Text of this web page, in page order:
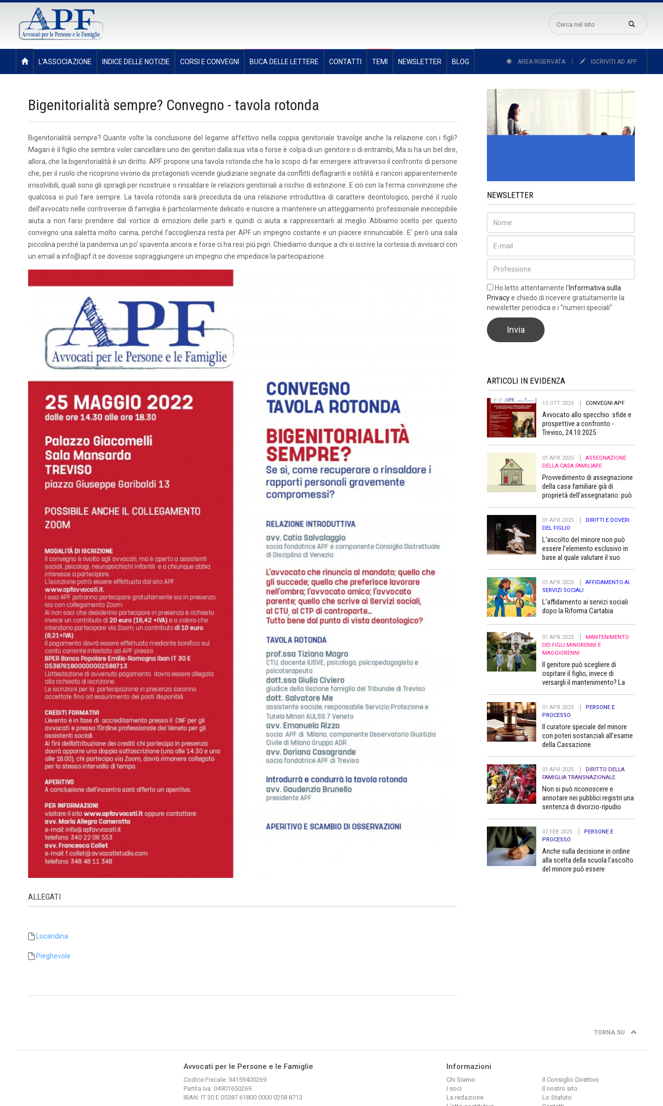
L'ASSOCIAZIONE INDICE DELLE NOTIZIE CORSI E CONVEGNI BUCA DELLE LETTERE CONTATTI TEMI NEWSLETTER BLOG AREA RISERVATA ISCRIVITI AD APF
Bigenitorialità sempre? Convegno - tavola rotonda
Bigenitorialità sempre? Quante volte la conclusione del legame affettivo nella coppia genitoriale travolge anche la relazione con i figli?
Magari è il figlio che sembra voler cancellare uno dei genitori dalla sua vita o forse è colpa di un genitore o di entrambi, Ma si ha un bel dire,
allora, che la bigenitorialità è un diritto. APF propone una tavola rotonda che ha lo scopo di far emergere attraverso il confronto di persone
che, per il ruolo che ricoprono vivono da protagonisti vicende giudiziarie segnate da conflitti deflagranti e ostilità e rancori apparentemente
irrisolvibili, quali sono gli spiragli per ricostruire o rinsaldare le relazioni genitoriali a rischio di estinzione. E ciò con la ferma convinzione che
qualcosa si può fare sempre. La tavola rotonda sarà preceduta da una relazione introduttiva di carattere deontologico, perché il ruolo
dell’avvocato nelle controversie di famiglia è particolarmente delicato e riuscire a mantenere un atteggiamento professionale ineccepibile
aiuta a non farsi prendere dal vortice di emozioni delle parti e quindi ci aiuta a rappresentarli al meglio Abbiamo scelto per questo
convegno una saletta molto carina, perché l’accoglienza resta per APF un impegno costante e un piacere irrinunciabile. E’ però una sala
piccolina perché la pandemia un po’ spaventa ancora e forse ci ha resi più pigri. Chiediamo dunque a chi si iscrive la cortesia di avvisarci con
un email a info@apf.it se dovesse sopraggiungere un impegno che impedisce la partecipazione.
ALLEGATI
Locandina
Pieghevole
NEWSLETTER
Ho letto attentamente l’ Informativa sulla
Privacye chiedo di ricevere gratuitamente la
newsletter periodica e i “numeri speciali”
ARTICOLI IN EVIDENZA
15 OTT 2025 CONVEGNI APF
Avvocato allo specchio: sfide e
prospettive a confronto -
Treviso, 24.10.2025
01 APR 2025
ASSEGNAZIONE
DELLA CASA FAMILIARE
Provvedimento di assegnazione
della casa familiare già di
proprietà dell’assegnatario: può
01 APR 2025
DIRITTI E DOVERI
DEL FIGLIO
L’ascolto del minore non può
essere l’elemento esclusivo in
base al quale valutare il suo
01 APR 2025
AFFIDAMENTO AI
SERVIZI SOCIALI
L’affidamento ai servizi sociali
dopo la Riforma Cartabia
01 APR 2025
MANTENIMENTO
DEI FIGLI MINORENNI E
MAGGIORENNI
Il genitore può scegliere di
ospitare il figlio, invece di
versargli il mantenimento? La
01 APR 2025
PERSONE E
PROCESSO
Il curatore speciale del minore
con poteri sostanziali all’esame
della Cassazione
01 APR 2025
DIRITTO DELLA
FAMIGLIA TRANSNAZIONALE
Non si può riconoscere e
annotare nei pubblici registri una
sentenza di divorzio-ripudio
pubblico
07 FEB 2025
PERSONE E
PROCESSO
Anche sulla decisione in ordine
alla scelta della scuola l’ascolto
del minore può essere
TORNA SU
Avvocati per le Persone e le Famiglie
Codice Fiscale: 94159400269
Partita Iva: 04901650269
IBAN: IT 30 E 05387 61800 0000 0258 8713
Informazioni
Chi Siamo
Il Consiglio Direttivo
I soci
Il nostro sito
La redazione
Lo Statuto